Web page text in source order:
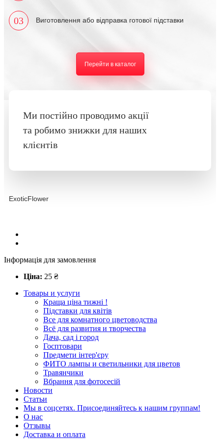
03 Виготовлення або відправка готової підставки
Перейти в каталог
Ми постійно проводимо акції
та робимо знижки для наших
клієнтів
ExoticFlower
Інформація для замовлення
Ціна: 25 ₴
Товары и услуги
Краща ціна тижні !
Підставки для квітів
Все для комнатного цветоводства
Всё для развития и творчества
Дача, сад і город
Госптовари
Предмети інтер'єру
ФИТО лампы и светильники для цветов
Травянчики
Вбрання для фотосесій
Новости
Статьи
Мы в соцсетях. Присоединяйтесь к нашим группам!
О нас
Отзывы
Доставка и оплата